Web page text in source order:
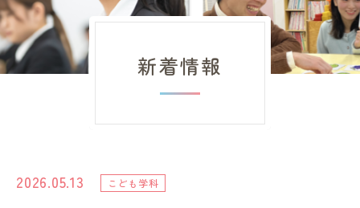
こども学科
キャンパスライフ
進路・就職情報
新着情報
2026.05.13 こども学科